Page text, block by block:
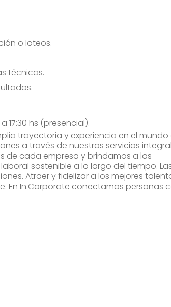
o loteos.
técnicas.
17:30 hs (presencial).
trayectoria y experiencia en el mundo
a través de nuestros servicios
de cada empresa y brindamos a las
sostenible a lo largo del tiempo.
Atraer y fidelizar a los mejores
En In.Corporate conectamos personas